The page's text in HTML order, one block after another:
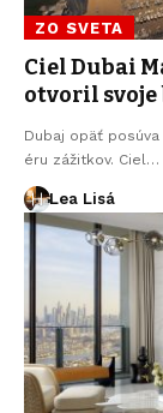
ZO SVETA
Ciel Dubai
otvoril svoje
Dubaj opäť
éru zážitkov. Ciel…
Lea Lisá